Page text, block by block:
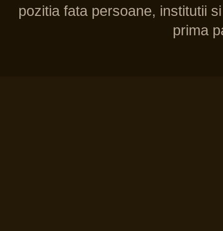
pozitia fata persoane, institutii
prima